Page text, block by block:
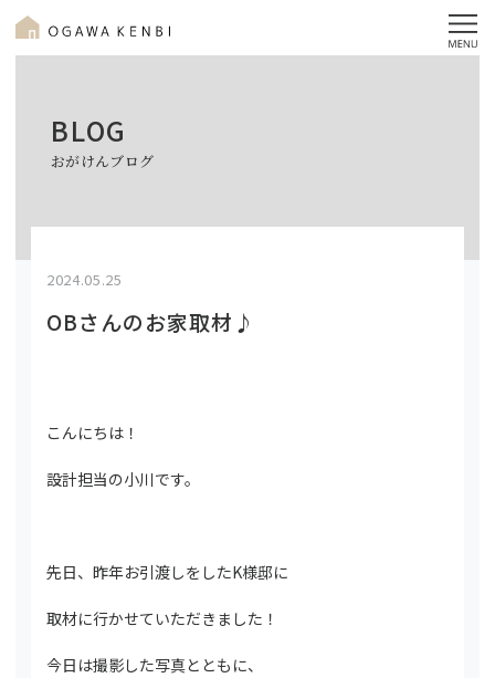
BLOG
おがけんブログ
2024.05.25
OBさんのお家取材♪
こんにちは！
設計担当の小川です。
先日、昨年お引渡しをしたK様邸に
取材に行かせていただきました！
今日は撮影した写真とともに、